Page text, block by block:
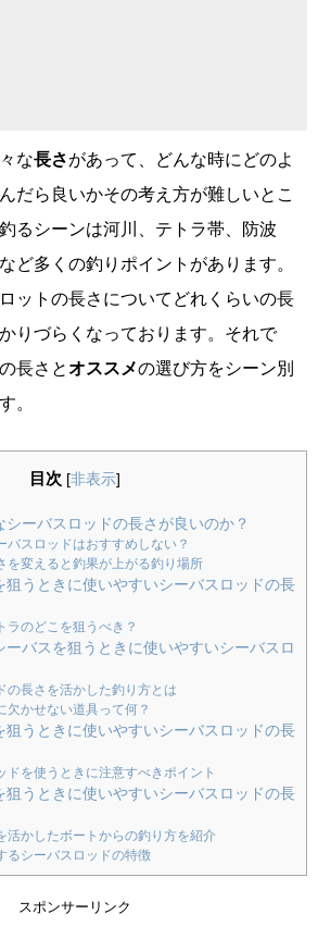
な長さがあって、どんな時にどのよ
だら良いかその考え方が難しいとこ
るシーンは河川、テトラ帯、防波
ど多くの釣りポイントがあります。
ットの長さについてどれくらいの長
りづらくなっております。それで
長さと オススメの選び方をシーン別
。
目次 [非表示]
ーバスロッドの長さが良いのか？
バスロッドはおすすめしない？
を変えると釣果が上がる釣り場所
狙うときに使いやすいシーバスロッドの長
ラのどこを狙うべき？
ーバスを狙うときに使いやすいシーバスロ
の長さを活かした釣り方とは
欠かせない道具って何？
狙うときに使いやすいシーバスロッドの長
ドを使うときに注意すべきポイント
狙うときに使いやすいシーバスロッドの長
活かしたボートからの釣り方を紹介
るシーバスロッドの特徴
スポンサーリンク